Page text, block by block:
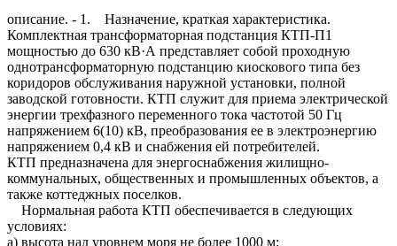
описание. - 1. Назначение, краткая характеристика.
Комплектная трансформаторная подстанция КТП-П1
мощностью до 630 кВ·А представляет собой проходную
однотрансформаторную подстанцию киоскового типа без
коридоров обслуживания наружной установки, полной
заводской готовности. КТП служит для приема электрической
энергии трехфазного переменного тока частотой 50 Гц
напряжением 6(10) кВ, преобразования ее в электроэнергию
напряжением 0,4 кВ и снабжения ей потребителей.
КТП предназначена для энергоснабжения жилищно-
коммунальных, общественных и промышленных объектов, а
также коттеджных поселков.
Нормальная работа КТП обеспечивается в следующих
условиях:
а) высота над уровнем моря не более 1000 м;